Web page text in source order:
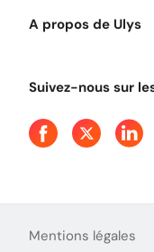
A propos de Ulys
Presse
Suivez-nous sur
Mentions légales